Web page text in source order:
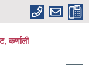
कर्णाली